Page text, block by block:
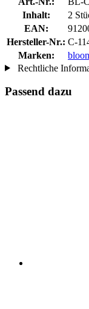
Inhalt:
2
EAN:
Hersteller-Nr.: C-
Marken:
Rechtliche
Passend dazu